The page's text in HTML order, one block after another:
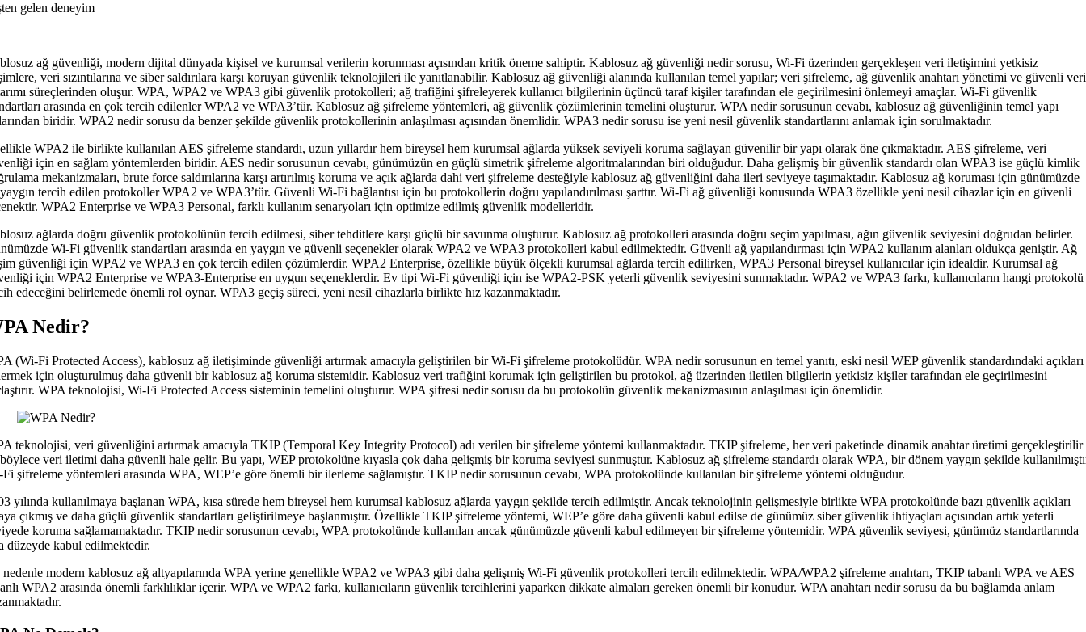
gelen deneyim
ağ güvenliği, modern dijital dünyada kişisel ve kurumsal verilerin korunması açısından kritik öneme sahiptir. Kablosuz ağ güvenliği nedir sorusu, Wi-Fi üzerinden gerçekleşen veri iletişimini yetkisiz
veri sızıntılarına ve siber saldırılara karşı koruyan güvenlik teknolojileri ile yanıtlanabilir. Kablosuz ağ güvenliği alanında kullanılan temel yapılar; veri şifreleme, ağ güvenlik anahtarı yönetimi ve güvenli veri
süreçlerinden oluşur. WPA, WPA2 ve WPA3 gibi güvenlik protokolleri; ağ trafiğini şifreleyerek kullanıcı bilgilerinin üçüncü taraf kişiler tarafından ele geçirilmesini önlemeyi amaçlar. Wi-Fi güvenlik
arasında en çok tercih edilenler WPA2 ve WPA3’tür. Kablosuz ağ şifreleme yöntemleri, ağ güvenlik çözümlerinin temelini oluşturur. WPA nedir sorusunun cevabı, kablosuz ağ güvenliğinin temel yapı
biridir. WPA2 nedir sorusu da benzer şekilde güvenlik protokollerinin anlaşılması açısından önemlidir. WPA3 nedir sorusu ise yeni nesil güvenlik standartlarını anlamak için sorulmaktadır.
WPA2 ile birlikte kullanılan AES şifreleme standardı, uzun yıllardır hem bireysel hem kurumsal ağlarda yüksek seviyeli koruma sağlayan güvenilir bir yapı olarak öne çıkmaktadır. AES şifreleme, veri
için en sağlam yöntemlerden biridir. AES nedir sorusunun cevabı, günümüzün en güçlü simetrik şifreleme algoritmalarından biri olduğudur. Daha gelişmiş bir güvenlik standardı olan WPA3 ise güçlü kimlik
mekanizmaları, brute force saldırılarına karşı artırılmış koruma ve açık ağlarda dahi veri şifreleme desteğiyle kablosuz ağ güvenliğini daha ileri seviyeye taşımaktadır. Kablosuz ağ koruması için günümüzde
tercih edilen protokoller WPA2 ve WPA3’tür. Güvenli Wi-Fi bağlantısı için bu protokollerin doğru yapılandırılması şarttır. Wi-Fi ağ güvenliği konusunda WPA3 özellikle yeni nesil cihazlar için en güvenli
WPA2 Enterprise ve WPA3 Personal, farklı kullanım senaryoları için optimize edilmiş güvenlik modelleridir.
ağlarda doğru güvenlik protokolünün tercih edilmesi, siber tehditlere karşı güçlü bir savunma oluşturur. Kablosuz ağ protokolleri arasında doğru seçim yapılması, ağın güvenlik seviyesini doğrudan belirler.
Wi-Fi güvenlik standartları arasında en yaygın ve güvenli seçenekler olarak WPA2 ve WPA3 protokolleri kabul edilmektedir. Güvenli ağ yapılandırması için WPA2 kullanım alanları oldukça geniştir. Ağ
güvenliği için WPA2 ve WPA3 en çok tercih edilen çözümlerdir. WPA2 Enterprise, özellikle büyük ölçekli kurumsal ağlarda tercih edilirken, WPA3 Personal bireysel kullanıcılar için idealdir. Kurumsal ağ
için WPA2 Enterprise ve WPA3-Enterprise en uygun seçeneklerdir. Ev tipi Wi-Fi güvenliği için ise WPA2-PSK yeterli güvenlik seviyesini sunmaktadır. WPA2 ve WPA3 farkı, kullanıcıların hangi protokolü
edeceğini belirlemede önemli rol oynar. WPA3 geçiş süreci, yeni nesil cihazlarla birlikte hız kazanmaktadır.
Nedir?
(Wi-Fi Protected Access), kablosuz ağ iletişiminde güvenliği artırmak amacıyla geliştirilen bir Wi-Fi şifreleme protokolüdür. WPA nedir sorusunun en temel yanıtı, eski nesil WEP güvenlik standardındaki açıkları
için oluşturulmuş daha güvenli bir kablosuz ağ koruma sistemidir. Kablosuz veri trafiğini korumak için geliştirilen bu protokol, ağ üzerinden iletilen bilgilerin yetkisiz kişiler tarafından ele geçirilmesini
WPA teknolojisi, Wi-Fi Protected Access sisteminin temelini oluşturur. WPA şifresi nedir sorusu da bu protokolün güvenlik mekanizmasının anlaşılması için önemlidir.
teknolojisi, veri güvenliğini artırmak amacıyla TKIP (Temporal Key Integrity Protocol) adı verilen bir şifreleme yöntemi kullanmaktadır. TKIP şifreleme, her veri paketinde dinamik anahtar üretimi gerçekleştirilir
veri iletimi daha güvenli hale gelir. Bu yapı, WEP protokolüne kıyasla çok daha gelişmiş bir koruma seviyesi sunmuştur. Kablosuz ağ şifreleme standardı olarak WPA, bir dönem yaygın şekilde
şifreleme yöntemleri arasında WPA, WEP’e göre önemli bir ilerleme sağlamıştır. TKIP nedir sorusunun cevabı, WPA protokolünde kullanılan bir şifreleme yöntemi olduğudur.
yılında kullanılmaya başlanan WPA, kısa sürede hem bireysel hem kurumsal kablosuz ağlarda yaygın şekilde tercih edilmiştir. Ancak teknolojinin gelişmesiyle birlikte WPA protokolünde bazı güvenlik açıkları
çıkmış ve daha güçlü güvenlik standartları geliştirilmeye başlanmıştır. Özellikle TKIP şifreleme yöntemi, WEP’e göre daha güvenli kabul edilse de günümüz siber güvenlik ihtiyaçları açısından artık yeterli
koruma sağlamamaktadır. TKIP nedir sorusunun cevabı, WPA protokolünde kullanılan ancak günümüzde güvenli kabul edilmeyen bir şifreleme yöntemidir. WPA güvenlik seviyesi, günümüz standartlarında
düzeyde kabul edilmektedir.
nedenle modern kablosuz ağ altyapılarında WPA yerine genellikle WPA2 ve WPA3 gibi daha gelişmiş Wi-Fi güvenlik protokolleri tercih edilmektedir. WPA/WPA2 şifreleme anahtarı, TKIP tabanlı WPA ve AES
WPA2 arasında önemli farklılıklar içerir. WPA ve WPA2 farkı, kullanıcıların güvenlik tercihlerini yaparken dikkate almaları gereken önemli bir konudur. WPA anahtarı nedir sorusu da bu bağlamda anlam